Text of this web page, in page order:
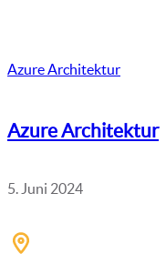
Azure Architektur
Azure Architektur
5. Juni 2024